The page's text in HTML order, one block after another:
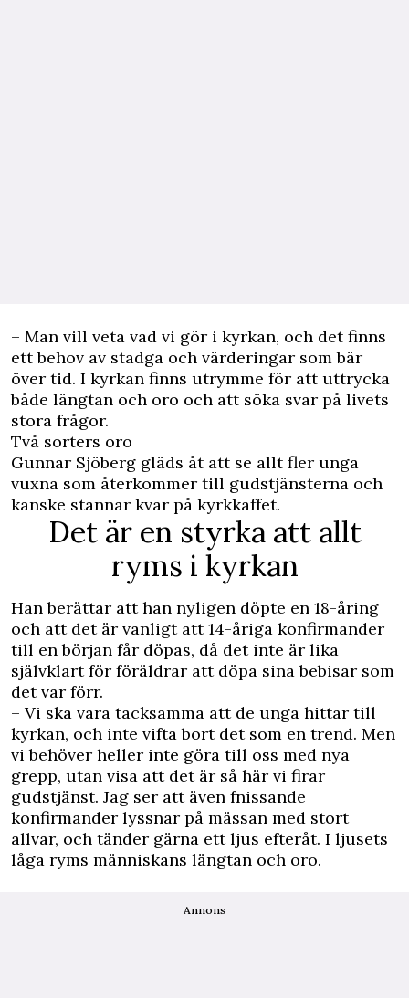
– Man vill veta vad vi gör i kyrkan, och det finns
ett behov av stadga och värderingar som bär
över tid. I kyrkan finns utrymme för att uttrycka
både längtan och oro och att söka svar på livets
stora frågor.
Två sorters oro
Gunnar Sjöberg gläds åt att se allt fler unga
vuxna som återkommer till gudstjänsterna och
kanske stannar kvar på kyrkkaffet.
Det är en styrka att allt
ryms i kyrkan
Han berättar att han nyligen döpte en 18-åring
och att det är vanligt att 14-åriga konfirmander
till en början får döpas, då det inte är lika
självklart för föräldrar att döpa sina bebisar som
det var förr.
– Vi ska vara tacksamma att de unga hittar till
kyrkan, och inte vifta bort det som en trend. Men
vi behöver heller inte göra till oss med nya
grepp, utan visa att det är så här vi firar
gudstjänst. Jag ser att även fnissande
konfirmander lyssnar på mässan med stort
allvar, och tänder gärna ett ljus efteråt. I ljusets
låga ryms människans längtan och oro.
Annons